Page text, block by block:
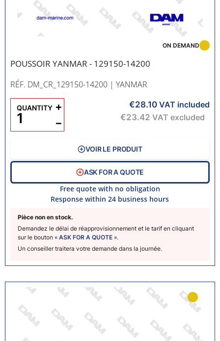
POUSSOIR YANMAR - 129150-14200
RÉF. DM_CR_129150-14200 | YANMAR
Pièce non en stock.
Demandez le délai de réapprovisionnement et le tarif en cliquant
sur le bouton « ASK FOR A QUOTE ».
Un conseiller traitera votre demande dans la journée.
ON DEMAND
€28.10 VAT included
€23.42 VAT excluded
QUANTITY
−
+
VOIR LE PRODUIT
ASK FOR A QUOTE
Free quote with no obligation
Response within 24 business hours